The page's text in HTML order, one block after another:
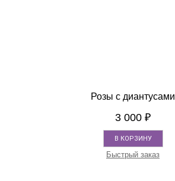
Розы с диантусами
3 000 ₽
В КОРЗИНУ
Быстрый заказ